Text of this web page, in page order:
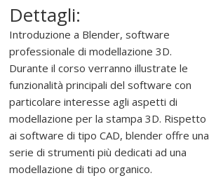
,
s
o
s
t
e
n
e
r
e
e
Dettagli:
Introduzione a Blender, software
professionale di modellazione 3D.
Durante il corso verranno illustrate le
funzionalità principali del software con
particolare interesse agli aspetti di
modellazione per la stampa 3D. Rispetto
ai software di tipo CAD, blender offre una
serie di strumenti più dedicati ad una
modellazione di tipo organico.